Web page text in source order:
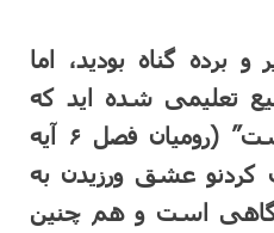
برده گناه بودید، اما
تعلیمی شده اید که
خدا به شما سپرده است” (رومیان فصل ۶ آیه
کردنو عشق ورزیدن به
است و هم چنین